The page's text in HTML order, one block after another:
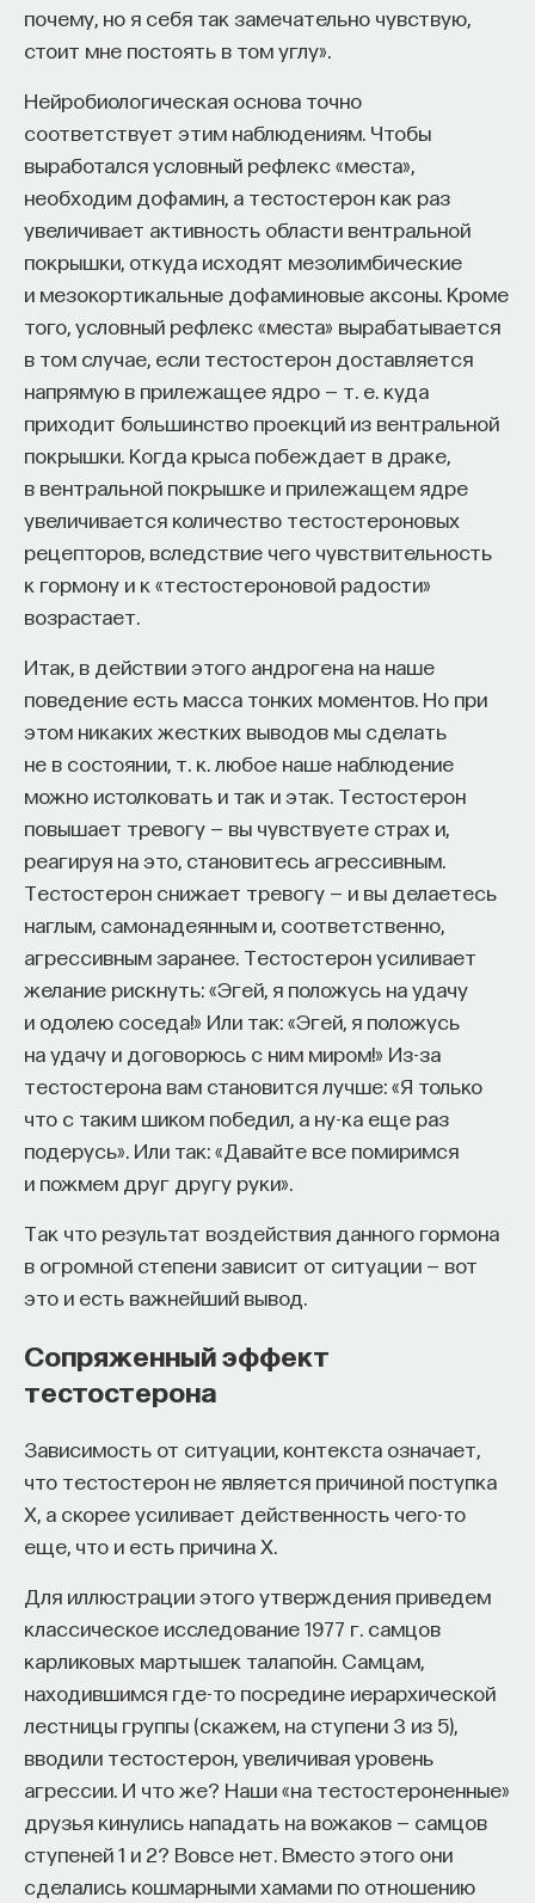
почему, но я себя так замечательно чувствую,
стоит мне постоять в том углу».
Нейробиологическая основа точно
соответствует этим наблюдениям. Чтобы
выработался условный рефлекс «места»,
необходим дофамин, а тестостерон как раз
увеличивает активность области вентральной
покрышки, откуда исходят мезолимбические
и мезокортикальные дофаминовые аксоны. Кроме
того, условный рефлекс «места» вырабатывается
в том случае, если тестостерон доставляется
напрямую в прилежащее ядро — т. е. куда
приходит большинство проекций из вентральной
покрышки. Когда крыса побеждает в драке,
в вентральной покрышке и прилежащем ядре
увеличивается количество тестостероновых
рецепторов, вследствие чего чувствительность
к гормону и к «тестостероновой радости»
возрастает.
Итак, в действии этого андрогена на наше
поведение есть масса тонких моментов. Но при
этом никаких жестких выводов мы сделать
не в состоянии, т. к. любое наше наблюдение
можно истолковать и так и этак. Тестостерон
повышает тревогу — вы чувствуете страх и,
реагируя на это, становитесь агрессивным.
Тестостерон снижает тревогу — и вы делаетесь
наглым, самонадеянным и, соответственно,
агрессивным заранее. Тестостерон усиливает
желание рискнуть: «Эгей, я положусь на удачу
и одолею соседа!» Или так: «Эгей, я положусь
на удачу и договорюсь с ним миром!» Из-за
тестостерона вам становится лучше: «Я только
что с таким шиком победил, а ну-ка еще раз
подерусь». Или так: «Давайте все помиримся
и пожмем друг другу руки».
Так что результат воздействия данного гормона
в огромной степени зависит от ситуации — вот
это и есть важнейший вывод.
Сопряженный эффект
тестостерона
Зависимость от ситуации, контекста означает,
что тестостерон не является причиной поступка
Х, а скорее усиливает действенность чего-то
еще, что и есть причина Х.
Для иллюстрации этого утверждения приведем
классическое исследование 1977 г. самцов
карликовых мартышек талапойн. Самцам,
находившимся где-то посредине иерархической
лестницы группы (скажем, на ступени 3 из 5),
вводили тестостерон, увеличивая уровень
агрессии. И что же? Наши «на тестостероненные»
друзья кинулись нападать на вожаков — самцов
ступеней 1 и 2? Вовсе нет. Вместо этого они
сделались кошмарными хамами по отношению